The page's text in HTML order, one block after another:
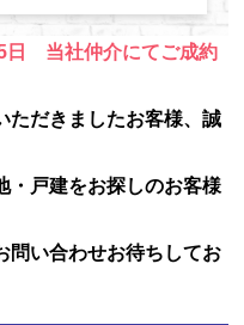
日 当社仲介にてご成約
ただきましたお客様、誠
・戸建をお探しのお客様
問い合わせお待ちしてお